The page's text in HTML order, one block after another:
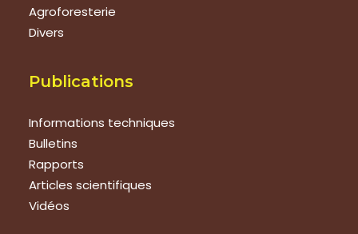
Agroforesterie
Divers
Publications
Informations techniques
Bulletins
Rapports
Articles scientifiques
Vidéos